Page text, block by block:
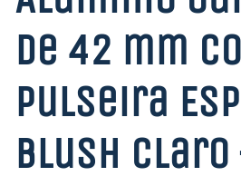
de 42 mm
Pulseira
Blush Claro